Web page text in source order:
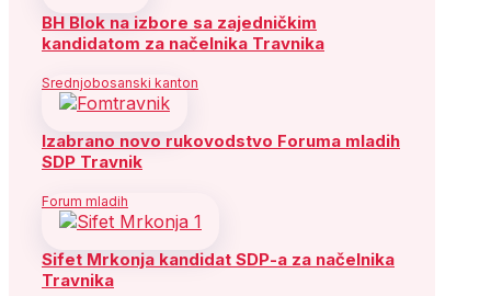
BH Blok na izbore sa zajedničkim
kandidatom za načelnika Travnika
Srednjobosanski kanton
Izabrano novo rukovodstvo Foruma mladih
SDP Travnik
Forum mladih
Sifet Mrkonja kandidat SDP-a za načelnika
Travnika